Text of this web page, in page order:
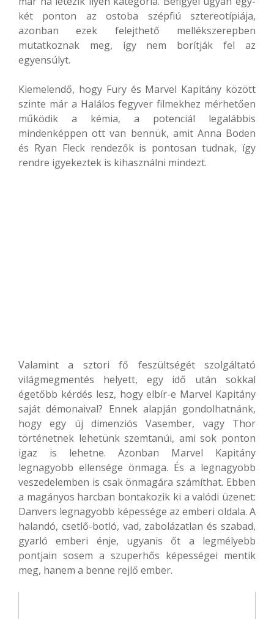
két ponton az ostoba szépfiú sztereotípiája,
azonban ezek felejthető mellékszerepben
mutatkoznak meg, így nem borítják fel az
egyensúlyt.
Kiemelendő, hogy Fury és Marvel Kapitány között
szinte már a Halálos fegyver filmekhez mérhetően
működik a kémia, a potenciál legalábbis
mindenképpen ott van bennük, amit Anna Boden
és Ryan Fleck rendezők is pontosan tudnak, így
rendre igyekeztek is kihasználni mindezt.
Valamint a sztori fő feszültségét szolgáltató
világmegmentés helyett, egy idő után sokkal
égetőbb kérdés lesz, hogy elbír-e Marvel Kapitány
saját démonaival? Ennek alapján gondolhatnánk,
hogy egy új dimenziós Vasember, vagy Thor
történetnek lehetünk szemtanúi, ami sok ponton
igaz is lehetne. Azonban Marvel Kapitány
legnagyobb ellensége önmaga. És a legnagyobb
veszedelemben is csak önmagára számíthat. Ebben
a magányos harcban bontakozik ki a valódi üzenet:
Danvers legnagyobb képessége az emberi oldala. A
halandó, csetlő-botló, vad, zabolázatlan és szabad,
gyarló emberi énje, ugyanis őt a legmélyebb
pontjain sosem a szuperhős képességei mentik
meg, hanem a benne rejlő ember.